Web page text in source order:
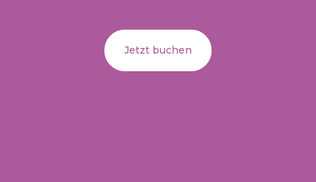
Jetzt buchen